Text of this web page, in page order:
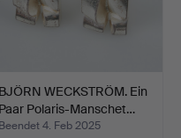
BJÖRN WECKSTRÖM. Ein
Paar Polaris-Manschet…
Beendet 4. Feb 2025